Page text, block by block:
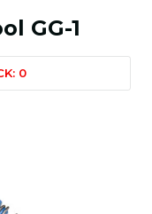
GG-1
0